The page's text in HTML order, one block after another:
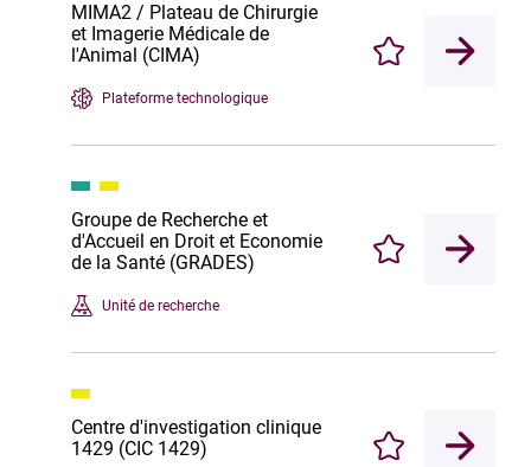
MIMA2 / Plateau de Chirurgie
et Imagerie Médicale de
l'Animal (CIMA)
Plateforme technologique
Enregistrer
Groupe de Recherche et
d'Accueil en Droit et Economie
de la Santé (GRADES)
Unité de recherche
Enregistrer
Centre d'investigation clinique
1429 (CIC 1429)
Enregistrer